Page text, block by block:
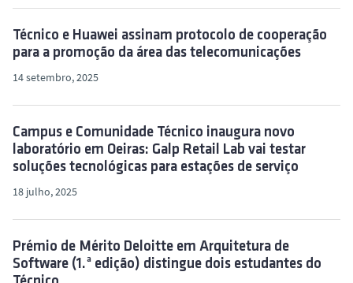
Técnico e Huawei assinam protocolo de cooperação
para a promoção da área das telecomunicações
14 setembro, 2025
Campus e Comunidade Técnico inaugura novo
laboratório em Oeiras: Galp Retail Lab vai testar
soluções tecnológicas para estações de serviço
18 julho, 2025
Prémio de Mérito Deloitte em Arquitetura de
Software (1.ª edição) distingue dois estudantes do